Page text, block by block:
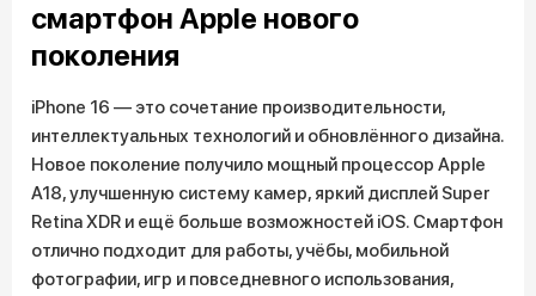
смартфон Apple нового
поколения
iPhone 16 — это сочетание производительности,
интеллектуальных технологий и обновлённого дизайна.
Новое поколение получило мощный процессор Apple
A18, улучшенную систему камер, яркий дисплей Super
Retina XDR и ещё больше возможностей iOS. Смартфон
отлично подходит для работы, учёбы, мобильной
фотографии, игр и повседневного использования,